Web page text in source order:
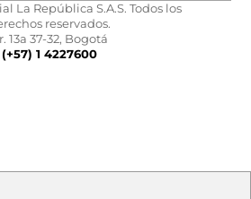
La República S.A.S. Todos los
reservados.
13a 37-32, Bogotá
(+57) 1 4227600